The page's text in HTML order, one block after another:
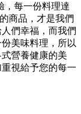
，每一份料理達
商品，才是我們
們幸福，而我們
美味料理，所以
營養健康的美
視給予您的每一